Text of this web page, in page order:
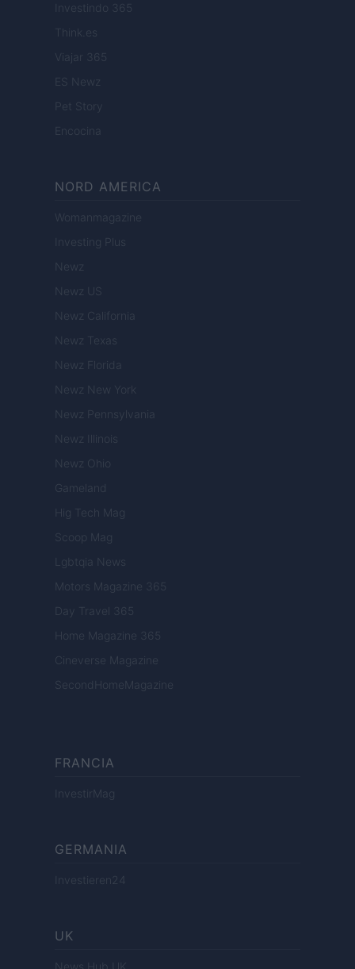
Investindo 365
Think.es
Viajar 365
ES Newz
Pet Story
Encocina
NORD AMERICA
Womanmagazine
Investing Plus
Newz
Newz US
Newz California
Newz Texas
Newz Florida
Newz New York
Newz Pennsylvania
Newz Illinois
Newz Ohio
Gameland
Hig Tech Mag
Scoop Mag
Lgbtqia News
Motors Magazine 365
Day Travel 365
Home Magazine 365
Cineverse Magazine
SecondHomeMagazine
FRANCIA
InvestirMag
GERMANIA
Investieren24
UK